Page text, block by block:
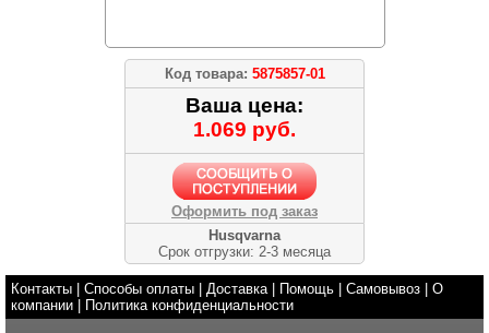
Код товара: 5875857-01
Ваша цена:
1.069 руб.
Оформить под заказ
Husqvarna
Срок отгрузки: 2-3 месяца
Контакты Способы оплаты Доставка| Помощь Самовывоз
О
компании
Политика конфиденциальности